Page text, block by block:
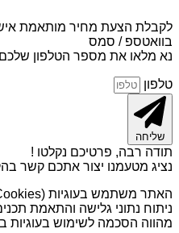
לקבלת הצעת מחיר מותאמת
בוואטספ / סמס
נא מלאו את מספר הטלפון שלכם
טלפון
שליחה
תודה רבה, פרטיכם נקלטו !
נציג מטעמנו יצור אתכם קשר
ניתוח נתוני גלישה והתאמת
מהווה הסכמה לשימוש בעוגיות